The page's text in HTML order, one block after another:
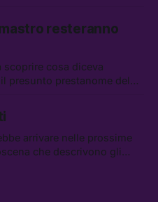
in sicurezza la coalizione, e
degli agenti IA
resteranno
scoprire cosa diceva
presunto prestanome del
36 miliardi di
è già stata
arrivare nelle prossime
che descrivono gli
il boom dei carburanti